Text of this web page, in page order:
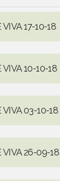
17-10-18
10-10-18
VIVA 03-10-18
VIVA 26-09-18